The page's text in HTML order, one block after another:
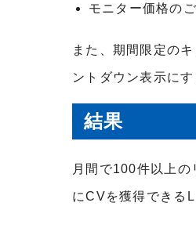
モニター価格の
また、期間限定の
ントダウン表示に
結果
月間で100件以上
にCVを獲得できる